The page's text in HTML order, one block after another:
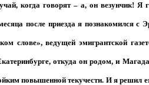
когда говорят – а, он везунчик! Я
после приезда я познакомился
слове», ведущей эмигрантской
откуда он родом, и
повышенной текучести. И я решил